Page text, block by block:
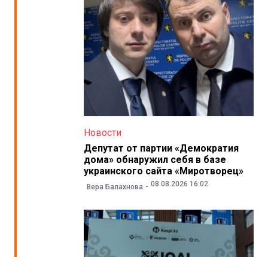
Новости
Депутат от партии «Демократия
дома» обнаружил себя в базе
украинского сайта «Миротворец»
Вера Балахнова 08.08.2026 16:02